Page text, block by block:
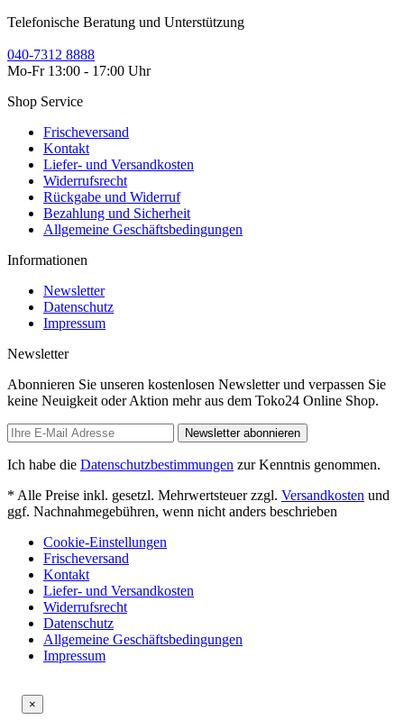
Telefonische Beratung und Unterstützung
040-7312 8888
Mo-Fr 13:00 - 17:00 Uhr
Shop Service
Frischeversand
Kontakt
Liefer- und Versandkosten
Widerrufsrecht
Rückgabe und Widerruf
Bezahlung und Sicherheit
Allgemeine Geschäftsbedingungen
Informationen
Newsletter
Datenschutz
Impressum
Newsletter
Abonnieren Sie unseren kostenlosen Newsletter und verpassen Sie
keine Neuigkeit oder Aktion mehr aus dem Toko24 Online Shop.
Newsletter abonnieren
Ich habe die Datenschutzbestimmungen zur Kenntnis genommen.
* Alle Preise inkl. gesetzl. Mehrwertsteuer zzgl. Versandkosten und
ggf. Nachnahmegebühren, wenn nicht anders beschrieben
Cookie-Einstellungen
Frischeversand
Kontakt
Liefer- und Versandkosten
Widerrufsrecht
Datenschutz
Allgemeine Geschäftsbedingungen
Impressum
×